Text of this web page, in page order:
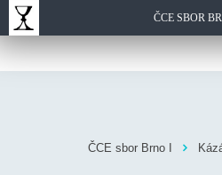
ČCE SBOR
ČCE sbor Brno I